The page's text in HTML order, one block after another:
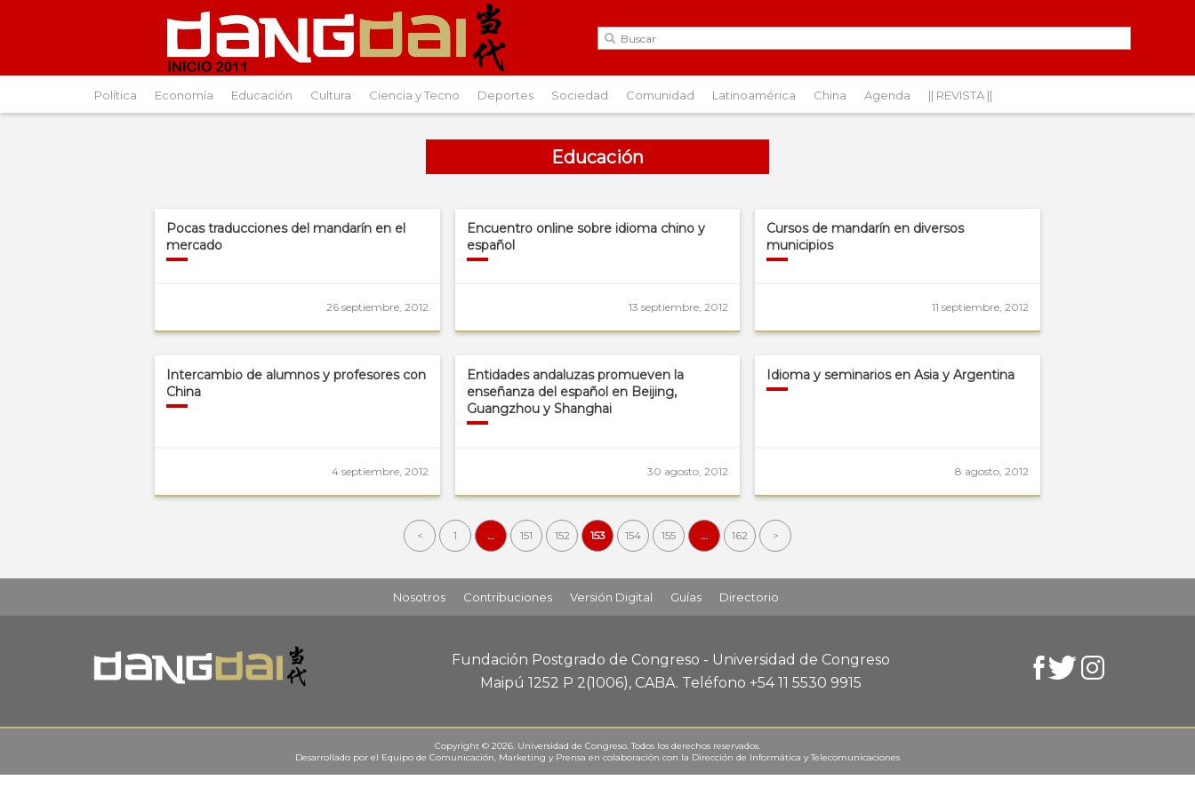
Política Economía Educación Cultura Ciencia y Tecno Deportes Sociedad Comunidad Latinoamérica China Agenda || REVISTA ||
Educación
Pocas traducciones del mandarín en el
mercado
26 septiembre, 2012
Encuentro online sobre idioma chino y
español
13 septiembre, 2012
Cursos de mandarín en diversos
municipios
11 septiembre, 2012
Intercambio de alumnos y profesores con
China
4 septiembre, 2012
Entidades andaluzas promueven la
enseñanza del español en Beijing,
Guangzhou y Shanghai
30 agosto, 2012
Idioma y seminarios en Asia y Argentina
8 agosto, 2012
< 1 … 151 152 153 154 155 … 162 >
Nosotros Contribuciones Versión Digital Guías Directorio
Fundación Postgrado de Congreso - Universidad de Congreso
Maipú 1252 P 2 (1006), CABA. Teléfono +54 11 5530 9915
Copyright © 2026. Universidad de Congreso. Todos los derechos reservados.
Desarrollado por el Equipo de Comunicación, Marketing y Prensa en colaboración con la Dirección de Informática y Telecomunicaciones